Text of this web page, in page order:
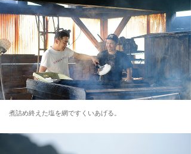
煮詰め終えた塩を網ですくいあげる。